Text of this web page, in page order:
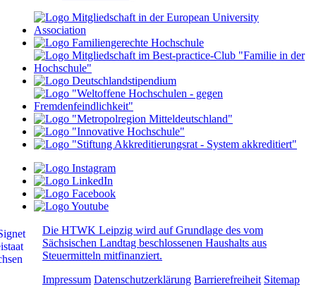
Die HTWK Leipzig wird auf Grundlage des vom
Sächsischen Landtag beschlossenen Haushalts aus
Steuermitteln mitfinanziert.
Impressum Datenschutzerklärung Barrierefreiheit Sitemap